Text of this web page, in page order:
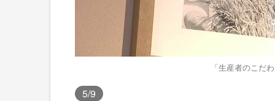
「生産者のこだ
5/9